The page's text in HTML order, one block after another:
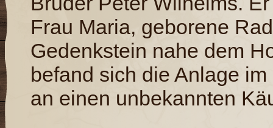
Frau Maria, geborene
Gedenkstein nahe dem
befand sich die Anlage
an einen unbekannten